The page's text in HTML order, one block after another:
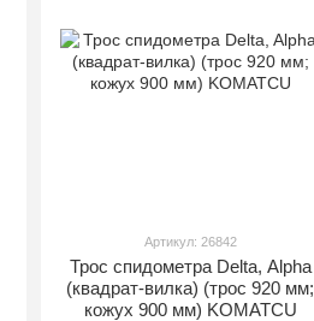
Артикул: 26842
Трос спидометра Delta, Alpha
(квадрат-вилка) (трос 920 мм;
кожух 900 мм) KOMATCU